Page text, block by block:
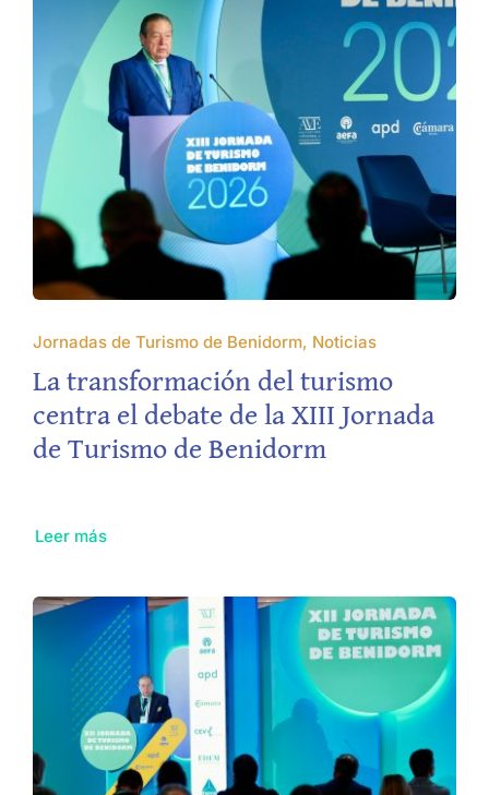
Jornadas de Turismo de Benidorm, Noticias
La transformación del turismo
centra el debate de la XIII Jornada
de Turismo de Benidorm
Leer más